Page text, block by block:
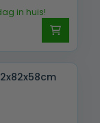
in huis!